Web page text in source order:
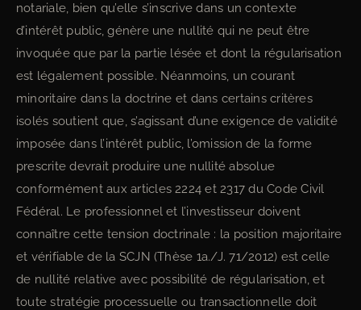
notariale, bien qu’elle s’inscrive dans un contexte
d’intérêt public, génère une nullité qui ne peut être
invoquée que par la partie lésée et dont la régularisation
est légalement possible. Néanmoins, un courant
minoritaire dans la doctrine et dans certains critères
isolés soutient que, s’agissant d’une exigence de validité
imposée dans l’intérêt public, l’omission de la forme
prescrite devrait produire une nullité absolue
conformément aux articles 2224 et 2317 du Code Civil
Fédéral. Le professionnel et l’investisseur doivent
connaître cette tension doctrinale : la position majoritaire
et vérifiable de la SCJN (Thèse 1a./J. 71/2012) est celle
de nullité relative avec possibilité de régularisation, et
toute stratégie processuelle ou transactionnelle doit